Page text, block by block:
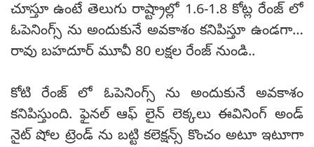
చూస్తూ ఉంటే తెలుగు రాష్ట్రాల్లో 1.6-1.8 కోట్ల రేంజ్ లో
ఓపెనింగ్స్ ను అందుకునే అవకాశం కనిపిస్తూ ఉండగా…
రావు బహదూర్ మూవీ 80 లక్షల రేంజ్ నుండి..
కోటి రేంజ్ లో ఓపెనింగ్స్ ను అందుకునే అవకాశం
కనిపిస్తుంది. ఫైనల్ ఆఫ్ లైన్ లెక్కలు ఈవినింగ్ అండ్
నైట్ షోల ట్రెండ్ ను బట్టి కలెక్షన్స్ కొంచం అటూ ఇటూగా